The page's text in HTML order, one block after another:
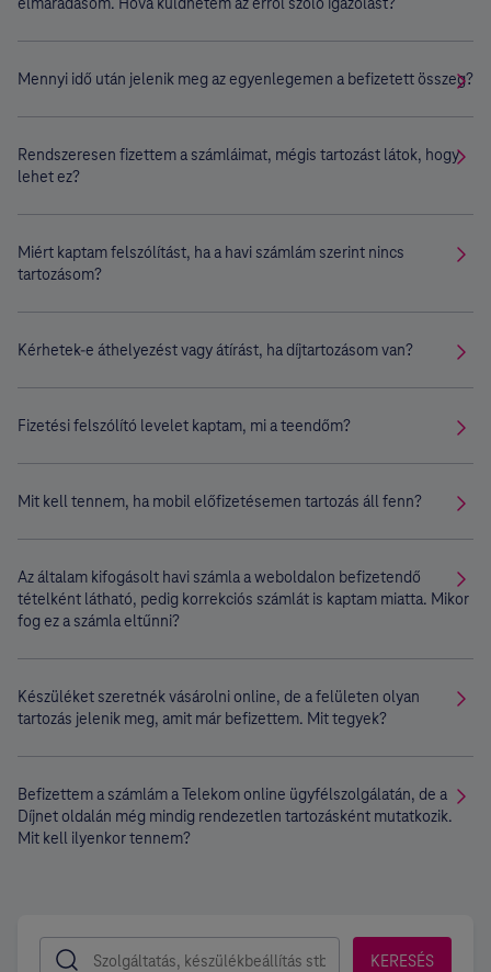
Mennyi idő után jelenik meg az egyenlegemen a befizetett összeg?
Rendszeresen fizettem a számláimat, mégis tartozást látok, hogy
lehet ez?
Miért kaptam felszólítást, ha a havi számlám szerint nincs
tartozásom?
Kérhetek-e áthelyezést vagy átírást, ha díjtartozásom van?
Fizetési felszólító levelet kaptam, mi a teendőm?
Mit kell tennem, ha mobil előfizetésemen tartozás áll fenn?
Az általam kifogásolt havi számla a weboldalon befizetendő
tételként látható, pedig korrekciós számlát is kaptam miatta. Mikor
fog ez a számla eltűnni?
Készüléket szeretnék vásárolni online, de a felületen olyan
tartozás jelenik meg, amit már befizettem. Mit tegyek?
Befizettem a számlám a Telekom online ügyfélszolgálatán, de a
Díjnet oldalán még mindig rendezetlen tartozásként mutatkozik.
Mit kell ilyenkor tennem?
KERESÉS